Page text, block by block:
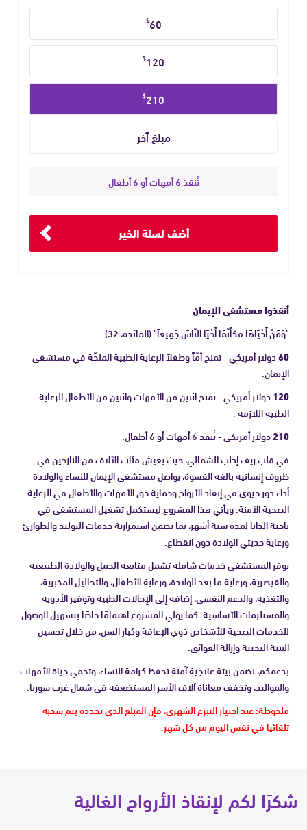
أنقذوا مستشفى الإيمان
"وَمَنْ أَحْيَاهَا فَكَأَنَّمَا أَحْيَا النَّاسَ جَمِيعاً" (المائدة، 32)
60دولار أمريكي - تمنح أمّاً وطفلاً الرعاية الطبية الملحّة في مستشفى
الإيمان.
120دولار أمريكي - تمنح اثنين من الأمهات واثنين من الأطفال الرعاية
الطبية اللازمة .
210دولار أمريكي - تُنقذ 6 أمهات أو 6 أطفال.
في قلب ريف إدلب الشمالي، حيث يعيش مئات الآلاف من النازحين في
ظروف إنسانية بالغة القسوة، يواصل مستشفى الإيمان للنساء والولادة
أداء دور حيوي في إنقاذ الأرواح وحماية حق الأمهات والأطفال في الرعاية
الصحية الآمنة. ويأتي هذا المشروع ليستكمل تشغيل المستشفى في
ناحية الدانا لمدة ستة أشهر، بما يضمن استمرارية خدمات التوليد والطوارئ
ورعاية حديثي الولادة دون انقطاع.
يوفر المستشفى خدمات شاملة تشمل متابعة الحمل والولادة الطبيعية
والقيصرية، ورعاية ما بعد الولادة، ورعاية الأطفال، والتحاليل المخبرية،
والتغذية، والدعم النفسي، إضافة إلى الإحالات الطبية وتوفير الأدوية
والمستلزمات الأساسية. كما يولي المشروع اهتمامًا خاصًا بتسهيل الوصول
للخدمات الصحية للأشخاص ذوي الإعاقة وكبار السن، من خلال تحسين
البنية التحتية وإزالة العوائق.
بدعمكم، نضمن بيئة علاجية آمنة تحفظ كرامة النساء، وتحمي حياة الأمهات
والمواليد، وتخفف معاناة آلاف الأسر المستضعفة في شمال غرب سوريا.
ملحوظة: عند اختيار التبرع الشهري، فإن المبلغ الذي تحدده يتم سحبه
تلقائيا في نفس اليوم من كل شهر.
حدد
التبرع
$60
$120
$210
تُنقذ 6 أمهات أو 6 أطفال
أضف لسلة الخير
شكرًا لكم لإنقاذ الأرواح الغالية